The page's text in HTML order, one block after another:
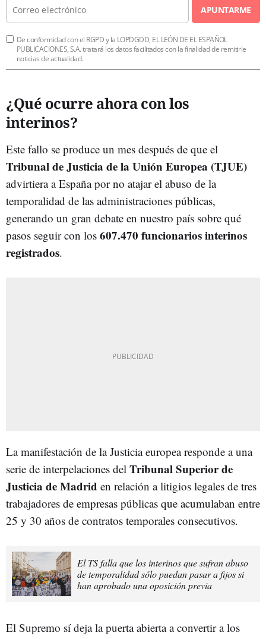
APUNTARME
De conformidad con el RGPD y la LOPDGDD, EL LEÓN DE EL ESPAÑOL
PUBLICACIONES, S.A. tratará los datos facilitados con la finalidad de remitirle
noticias de actualidad.
¿Qué ocurre ahora con los
interinos?
Este fallo se produce un mes después de que el
Tribunal de Justicia de la Unión Europea (TJUE)
advirtiera a España por no atajar el abuso de la
temporalidad de las administraciones públicas,
generando un gran debate en nuestro país sobre qué
pasos seguir con los 607.470 funcionarios interinos
registrados.
La manifestación de la Justicia europea responde a una
serie de interpelaciones del Tribunal Superior de
Justicia de Madrid en relación a litigios legales de tres
trabajadores de empresas públicas que acumulaban entre
25 y 30 años de contratos temporales consecutivos.
El TS falla que los interinos que sufran abuso
de temporalidad sólo puedan pasar a fijos si
han aprobado una oposición previa
El Supremo sí deja la puerta abierta a convertir a los